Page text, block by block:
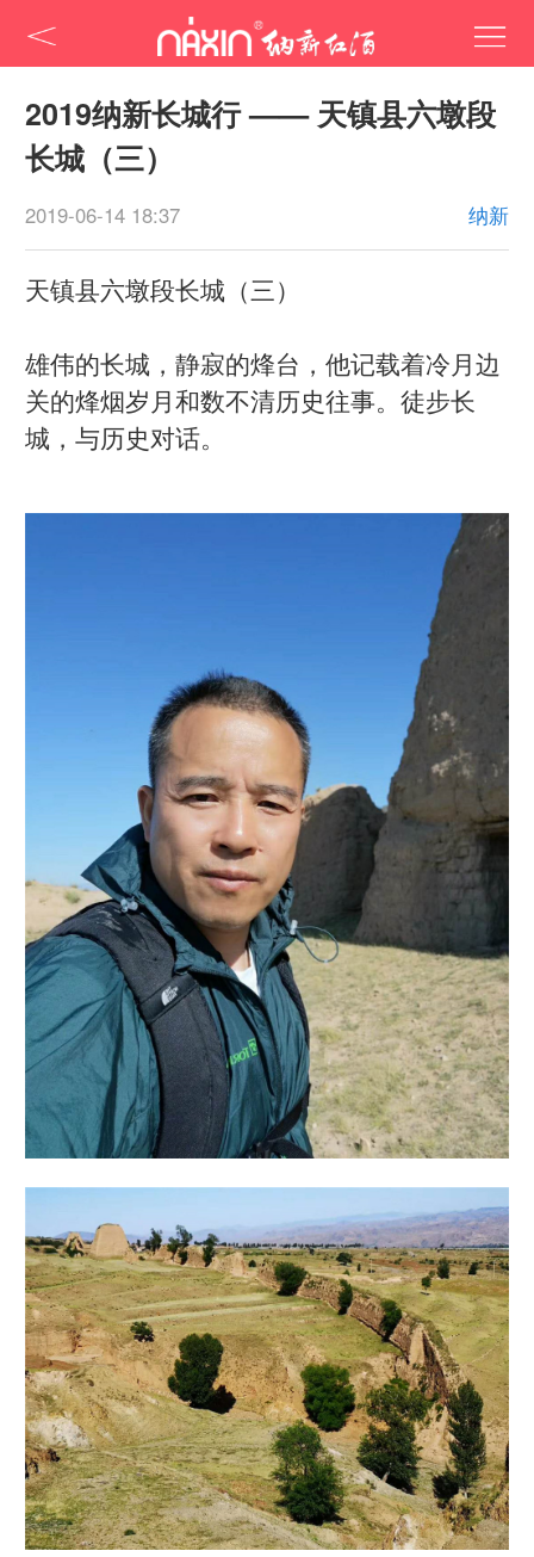
2019纳新长城行 —— 天镇县六墩段
长城（三）
纳新
2019-06-14 18:37
天镇县六墩段长城（三）
雄伟的长城，静寂的烽台，他记载着冷月边
关的烽烟岁月和数不清历史往事。徒步长
城，与历史对话。